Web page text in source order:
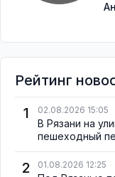
Рейтинг
1
02.08.2026 15:05
В Рязани на
пешеходный
2 01.08.2026 12:25